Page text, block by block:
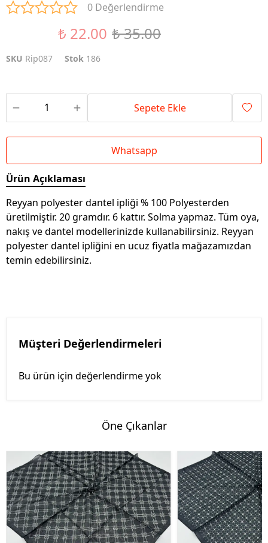
0 Değerlendirme
₺ 22.00 ₺ 35.00
SKU Rip087 Stok 186
Sepete Ekle
Whatsapp
Ürün Açıklaması
Reyyan polyester dantel ipliği % 100 Polyesterden
üretilmiştir. 20 gramdır. 6 kattır. Solma yapmaz. Tüm oya,
nakış ve dantel modellerinizde kullanabilirsiniz. Reyyan
polyester dantel ipliğini en ucuz fiyatla mağazamızdan
temin edebilirsiniz.
Müşteri Değerlendirmeleri
Bu ürün için değerlendirme yok
Öne Çıkanlar